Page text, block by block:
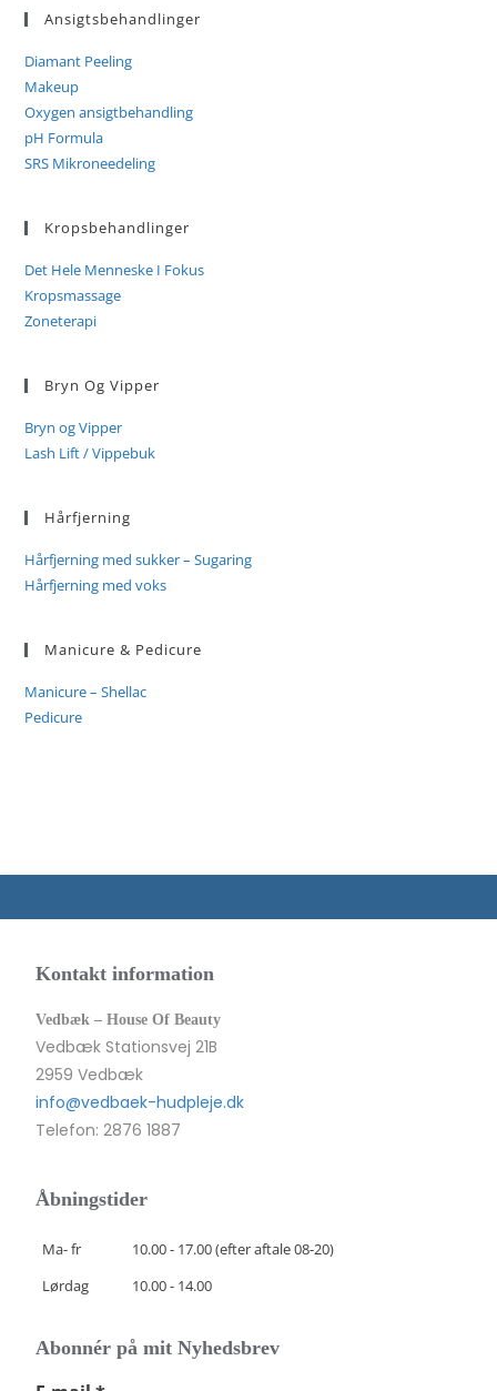
Ansigtsbehandlinger
Diamant Peeling
Makeup
Oxygen ansigtbehandling
pH Formula
SRS Mikroneedeling
Kropsbehandlinger
Det Hele Menneske I Fokus
Kropsmassage
Zoneterapi
Bryn Og Vipper
Bryn og Vipper
Lash Lift / Vippebuk
Hårfjerning
Hårfjerning med sukker – Sugaring
Hårfjerning med voks
Manicure & Pedicure
Manicure – Shellac
Pedicure
Kontakt information
Vedbæk – House Of Beauty
Vedbæk Stationsvej 21B
2959 Vedbæk
info@vedbaek-hudpleje.dk
Telefon: 2876 1887
Åbningstider
Ma- fr
10.00 - 17.00 (efter aftale 08-20)
Lørdag
10.00 - 14.00
Abonnér på mit Nyhedsbrev